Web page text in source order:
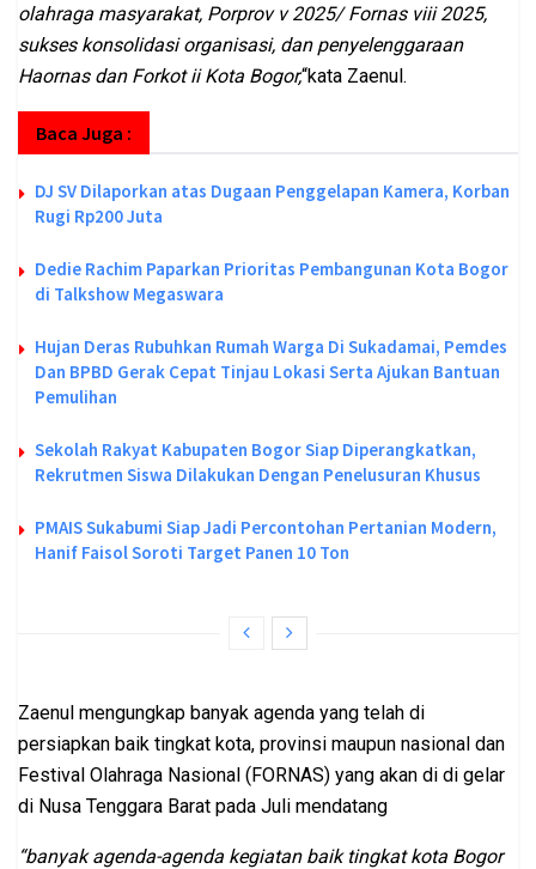
olahraga masyarakat, Porprov v 2025/ Fornas viii 2025,
sukses konsolidasi organisasi, dan penyelenggaraan
Haornas dan Forkot ii Kota Bogor,“kata Zaenul.
Baca Juga :
DJ SV Dilaporkan atas Dugaan Penggelapan Kamera, Korban
Rugi Rp200 Juta
Dedie Rachim Paparkan Prioritas Pembangunan Kota Bogor
di Talkshow Megaswara
Hujan Deras Rubuhkan Rumah Warga Di Sukadamai, Pemdes
Dan BPBD Gerak Cepat Tinjau Lokasi Serta Ajukan Bantuan
Pemulihan
Sekolah Rakyat Kabupaten Bogor Siap Diperangkatkan,
Rekrutmen Siswa Dilakukan Dengan Penelusuran Khusus
PMAIS Sukabumi Siap Jadi Percontohan Pertanian Modern,
Hanif Faisol Soroti Target Panen 10 Ton
Zaenul mengungkap banyak agenda yang telah di
persiapkan baik tingkat kota, provinsi maupun nasional dan
Festival Olahraga Nasional (FORNAS) yang akan di di gelar
di Nusa Tenggara Barat pada Juli mendatang
“banyak agenda-agenda kegiatan baik tingkat kota Bogor